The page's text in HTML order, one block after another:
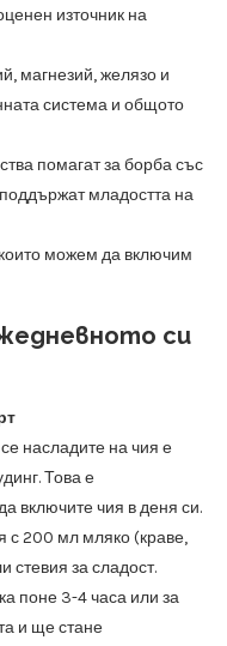
източник на
магнезий, желязо и
система и общото
помагат за борба със
младостта на
можем да включим
си
насладите на чия е
Това е
включите чия в деня си.
с 200 мл мляко (краве,
стевия за сладост.
поне 3-4 часа или за
и ще стане